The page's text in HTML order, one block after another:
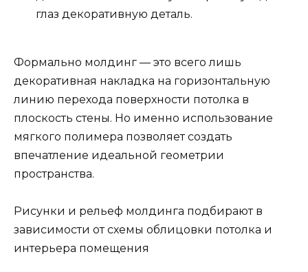
глаз декоративную деталь.
Формально молдинг — это всего лишь
декоративная накладка на горизонтальную
линию перехода поверхности потолка в
плоскость стены. Но именно использование
мягкого полимера позволяет создать
впечатление идеальной геометрии
пространства.
Рисунки и рельеф молдинга подбирают в
зависимости от схемы облицовки потолка и
интерьера помещения